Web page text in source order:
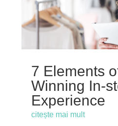
7 Elements
Winning In-
Experience
citește mai mult